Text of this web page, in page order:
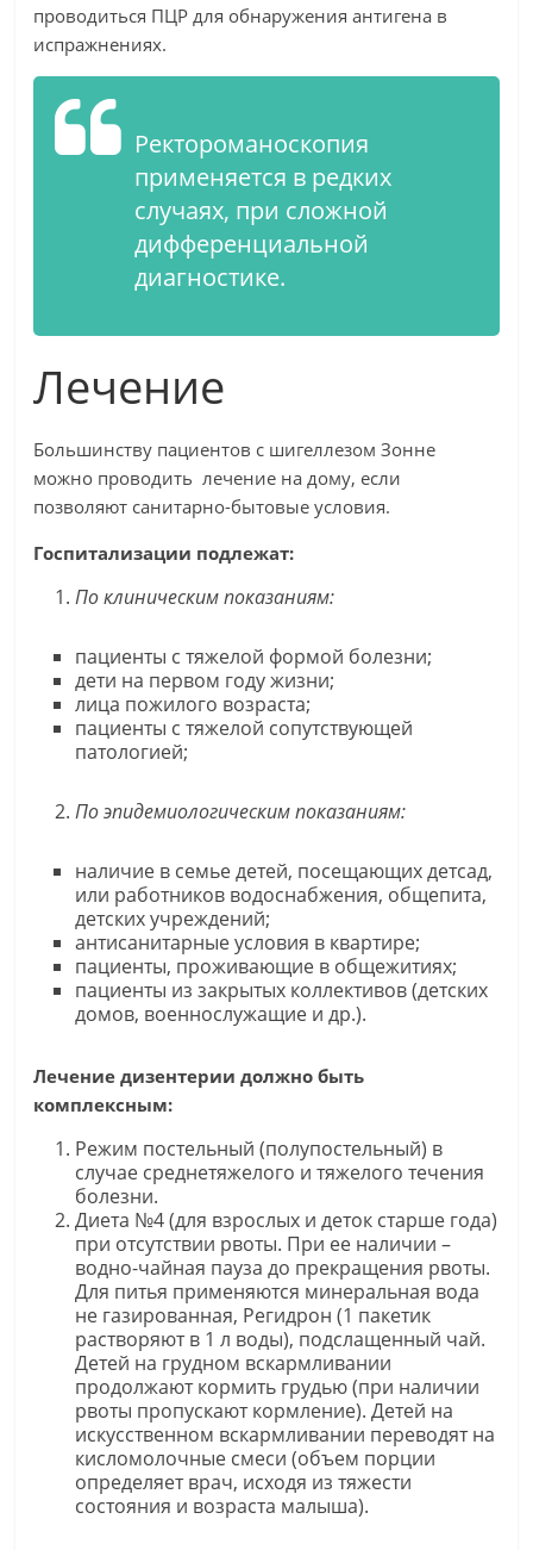
проводиться ПЦР для обнаружения антигена в
испражнениях.
Ректороманоскопия
применяется в редких
случаях, при сложной
дифференциальной
диагностике.
Лечение
Большинству пациентов с шигеллезом Зонне
можно проводить лечение на дому, если
позволяют санитарно-бытовые условия.
Госпитализации подлежат:
По клиническим показаниям:
пациенты с тяжелой формой болезни;
дети на первом году жизни;
лица пожилого возраста;
пациенты с тяжелой сопутствующей
патологией;
По эпидемиологическим показаниям:
наличие в семье детей, посещающих детсад,
или работников водоснабжения, общепита,
детских учреждений;
антисанитарные условия в квартире;
пациенты, проживающие в общежитиях;
пациенты из закрытых коллективов (детских
домов, военнослужащие и др.).
Лечение дизентерии должно быть
комплексным:
Режим постельный (полупостельный) в
случае среднетяжелого и тяжелого течения
болезни.
Диета №4 (для взрослых и деток старше года)
при отсутствии рвоты. При ее наличии –
водно-чайная пауза до прекращения рвоты.
Для питья применяются минеральная вода
не газированная, Регидрон (1 пакетик
растворяют в 1 л воды), подслащенный чай.
Детей на грудном вскармливании
продолжают кормить грудью (при наличии
рвоты пропускают кормление). Детей на
искусственном вскармливании переводят на
кисломолочные смеси (объем порции
определяет врач, исходя из тяжести
состояния и возраста малыша).